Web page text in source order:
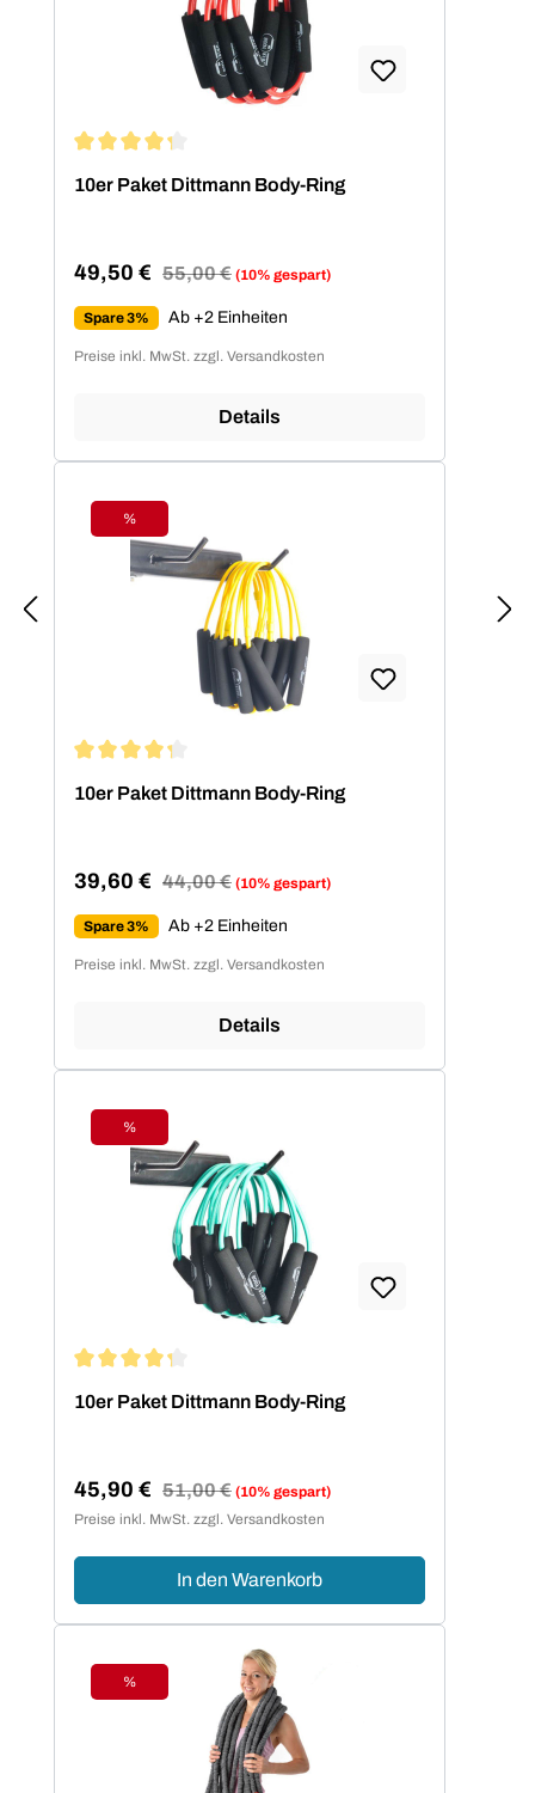
10er Paket Dittmann Body-Ring
Verkaufspreis:
49,50 € Regulärer Preis:
55,00 € (10% gespart)
Spare 3% Ab +2 Einheiten
Preise inkl. MwSt. zzgl. Versandkosten
Details
Rabatt
%
10er Paket Dittmann Body-Ring
Verkaufspreis:
39,60 € Regulärer Preis:
44,00 € (10% gespart)
Spare 3% Ab +2 Einheiten
Preise inkl. MwSt. zzgl. Versandkosten
Details
Rabatt
%
10er Paket Dittmann Body-Ring
Verkaufspreis:
45,90 € Regulärer Preis:
51,00 € (10% gespart)
Preise inkl. MwSt. zzgl. Versandkosten
In den Warenkorb
Rabatt
%